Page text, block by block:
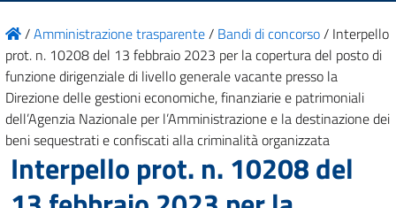
/Amministrazione trasparente/ Bandi di concorso/ Interpello
prot. n. 10208 del 13 febbraio 2023 per la copertura del posto di
funzione dirigenziale di livello generale vacante presso la
Direzione delle gestioni economiche, finanziarie e patrimoniali
dell’Agenzia Nazionale per l’Amministrazione e la destinazione dei
beni sequestrati e confiscati alla criminalità organizzata
Interpello prot. n. 10208 del